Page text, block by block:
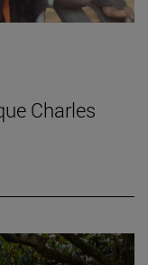
Charles